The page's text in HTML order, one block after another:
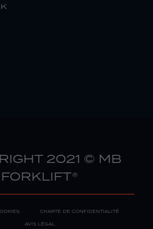
2021 © MB
FORKLIFT®
CHARTE DE CONFIDENTIALITÉ
AVIS LÉGAL